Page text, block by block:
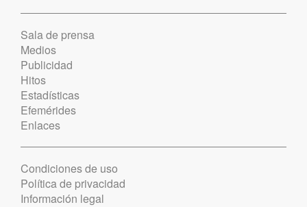
Sala de prensa
Medios
Publicidad
Hitos
Estadísticas
Efemérides
Enlaces
Condiciones de uso
Política de privacidad
Información legal